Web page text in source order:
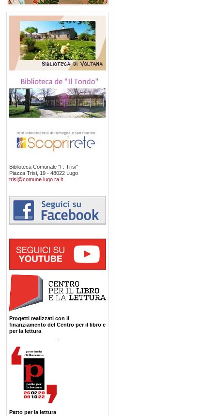
Biblioteca Comunale "F. Trisi"
Piazza Trisi, 19 - 48022 Lugo
trisi@comune.lugo.ra.it
Progetti realizzati con il
finanziamento del Centro per il libro e
per la lettura
Patto per la lettura